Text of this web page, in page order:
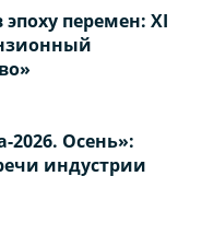
перемен: XI
2026. Осень»:
индустрии